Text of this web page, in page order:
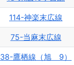
114-神楽末広線
75-当麻末広線
38-鷹栖線（旭 9）